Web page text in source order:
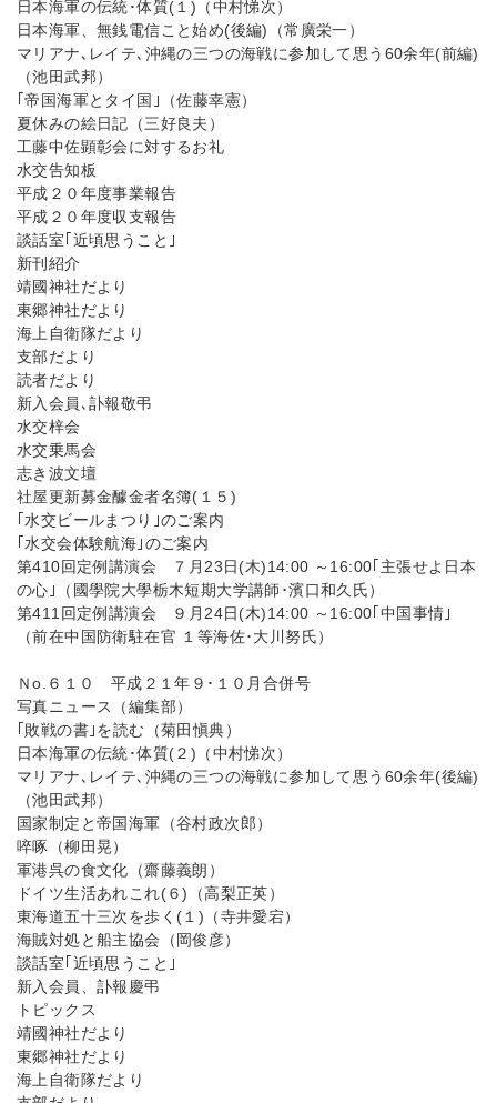
日本海軍の伝統･体質(１)（中村悌次）
日本海軍、無銭電信こと始め(後編)（常廣栄一）
マリアナ､レイテ､沖縄の三つの海戦に参加して思う60余年(前編)
（池田武邦）
｢帝国海軍とタイ国｣（佐藤幸憲）
夏休みの絵日記（三好良夫）
工藤中佐顕彰会に対するお礼
水交告知板
平成２０年度事業報告
平成２０年度収支報告
談話室｢近頃思うこと｣
新刊紹介
靖國神社だより
東郷神社だより
海上自衛隊だより
支部だより
読者だより
新入会員､訃報敬弔
水交梓会
水交乗馬会
志き波文壇
社屋更新募金醵金者名簿(１５)
｢水交ビールまつり｣のご案内
｢水交会体験航海｣のご案内
第410回定例講演会 ７月23日(木)14:00 ～16:00｢主張せよ日本
の心｣（國學院大學栃木短期大学講師･濱口和久氏）
第411回定例講演会 ９月24日(木)14:00 ～16:00｢中国事情｣
（前在中国防衛駐在官 １等海佐･大川努氏）
Ｎo.６１０ 平成２１年９･１０月合併号
写真ニュース（編集部）
｢敗戦の書｣を読む（菊田愼典）
日本海軍の伝統･体質(２)（中村悌次）
マリアナ､レイテ､沖縄の三つの海戦に参加して思う60余年(後編)
（池田武邦）
国家制定と帝国海軍（谷村政次郎）
啐啄（柳田晃）
軍港呉の食文化（齋藤義朗）
ドイツ生活あれこれ(６)（高梨正英）
東海道五十三次を歩く(１)（寺井愛宕）
海賊対処と船主協会（岡俊彦）
談話室｢近頃思うこと｣
新入会員、訃報慶弔
トピックス
靖國神社だより
東郷神社だより
海上自衛隊だより